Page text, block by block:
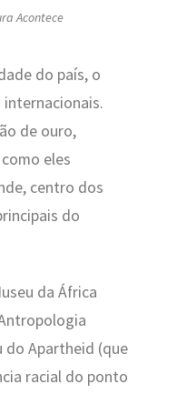
Acontece
do país, o
de ouro,
eles
centro dos
do
da África
do Apartheid (que
racial do ponto